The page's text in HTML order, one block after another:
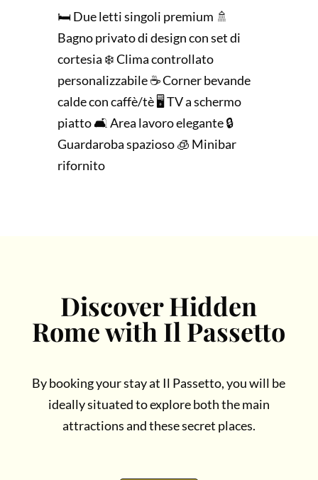
🛏️ Due letti singoli premium 🚿
Bagno privato di design con set di
cortesia ❄️ Clima controllato
personalizzabile ☕ Corner bevande
calde con caffè/tè 🖥️ TV a schermo
piatto 🛋️ Area lavoro elegante 🔒
Guardaroba spazioso 🧊 Minibar
rifornito
Discover Hidden
Rome with Il Passetto
By booking your stay at Il Passetto, you will be
ideally situated to explore both the main
attractions and these secret places.